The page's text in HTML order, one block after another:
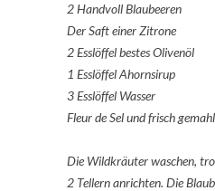
2 Handvoll Blaubeeren
Der Saft einer Zitrone
2 Esslöffel bestes Olivenöl
1 Esslöffel Ahornsirup
3 Esslöffel Wasser
Fleur de Sel und frisch
Die Wildkräuter waschen,
2 Tellern anrichten. Die